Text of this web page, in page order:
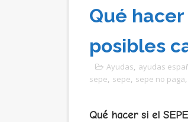
Qué hacer
posibles
Ayudas, ayudas
sepe, sepe, sepe no paga,
Qué hacer si el